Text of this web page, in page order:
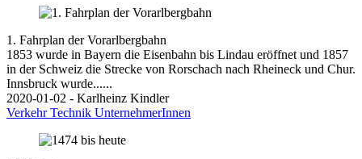
1. Fahrplan der Vorarlbergbahn
1853 wurde in Bayern die Eisenbahn bis Lindau eröffnet und 1857
in der Schweiz die Strecke von Rorschach nach Rheineck und Chur.
Innsbruck wurde......
2020-01-02 - Karlheinz Kindler
VerkehrTechnik UnternehmerInnen